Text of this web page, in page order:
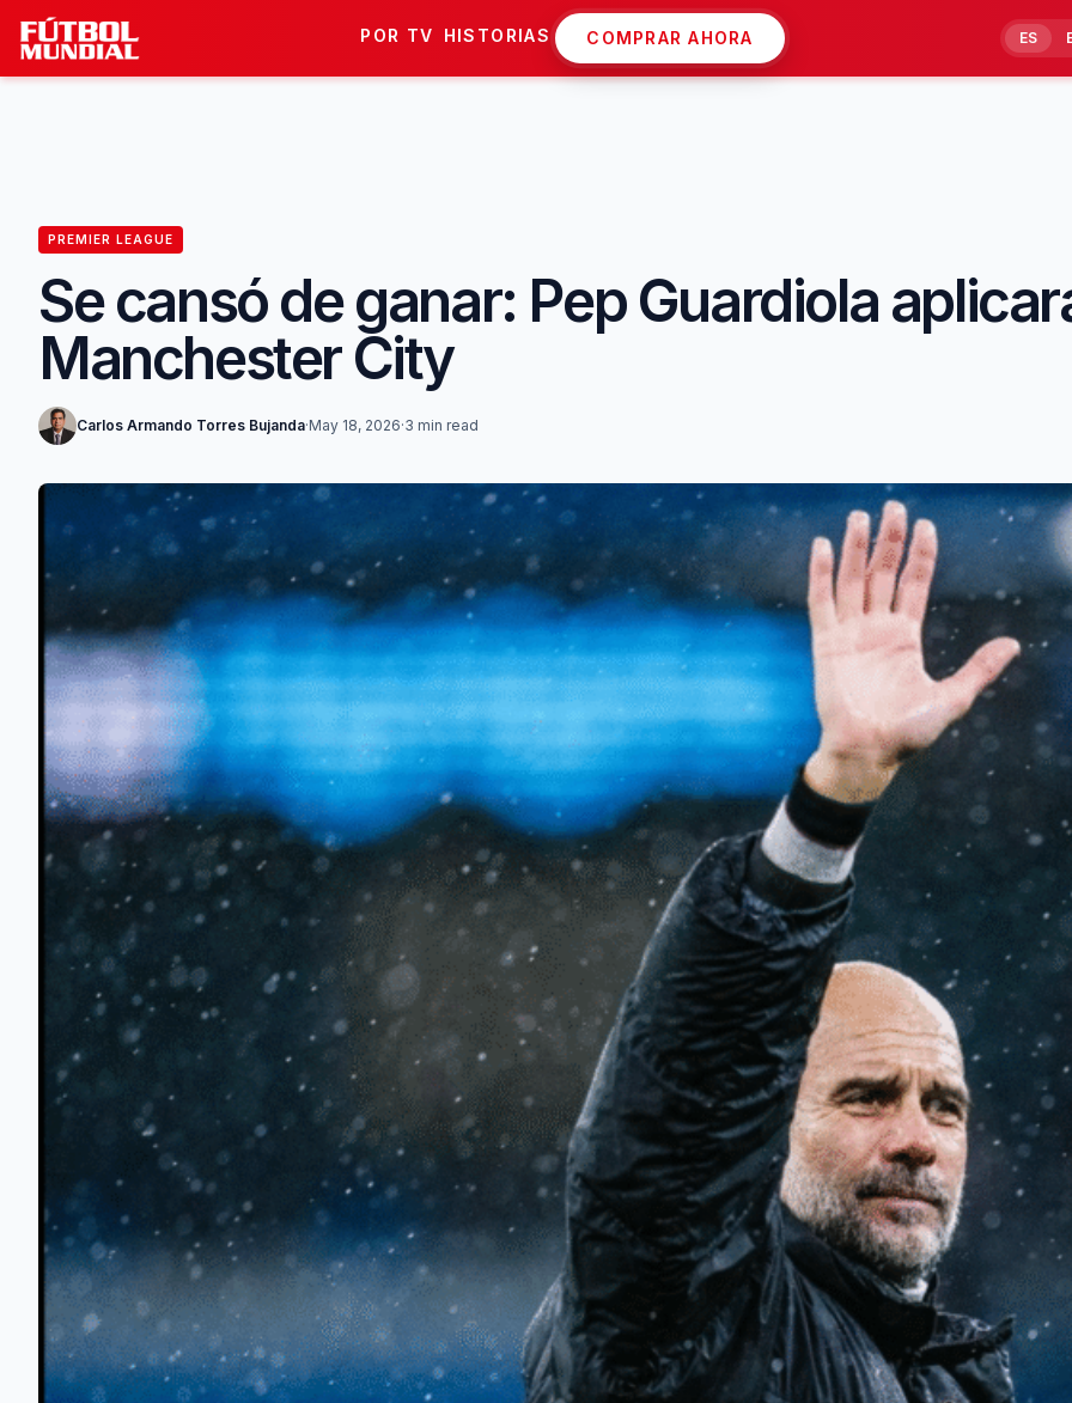
Skip to content
POR TV HISTORIAS COMPRAR AHORA ES
PREMIER LEAGUE
Se cansó de ganar: Pep Guardiola
Manchester City
Carlos Armando Torres Bujanda·May 18, 2026·3 min read